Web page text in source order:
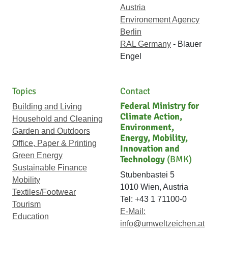
Austria
Environement Agency
Berlin
RAL Germany - Blauer
Engel
Topics
Building and Living
Household and Cleaning
Garden and Outdoors
Office, Paper & Printing
Green Energy
Sustainable Finance
Mobility
Textiles/Footwear
Tourism
Education
Contact
Federal Ministry for
Climate Action,
Environment,
Energy, Mobility,
Innovation and
Technology (BMK)
Stubenbastei 5
1010 Wien, Austria
Tel: +43 1 71100-0
E-Mail:
info@umweltzeichen.at